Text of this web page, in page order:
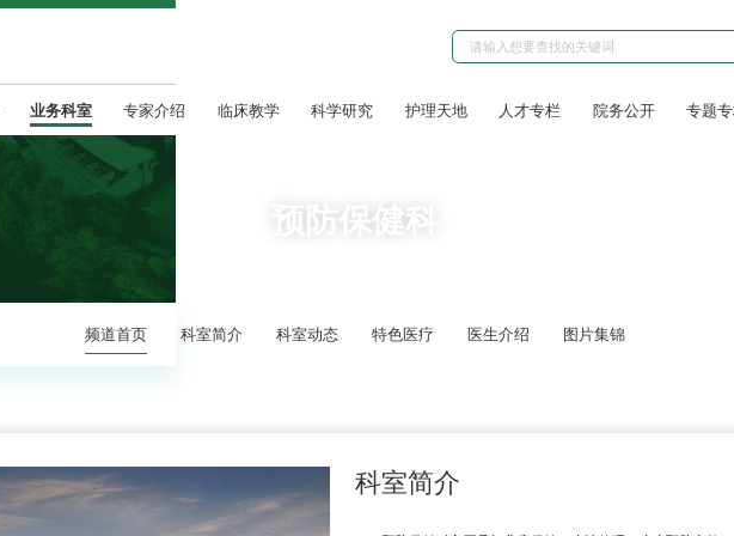
业务科室 专家介绍 临床教学 科学研究 护理天地 人才专栏 院务公开 专题
预防保健科
频道首页 科室简介 科室动态 特色医疗 医生介绍 图片集锦
科室简介